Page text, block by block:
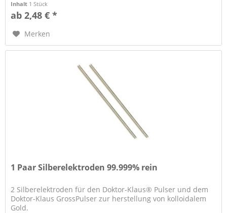
Inhalt 1 Stück
ab 2,48 € *
Merken
1 Paar Silberelektroden 99.999% rein
2 Silberelektroden für den Doktor-Klaus® Pulser und dem
Doktor-Klaus GrossPulser zur herstellung von kolloidalem
Gold.